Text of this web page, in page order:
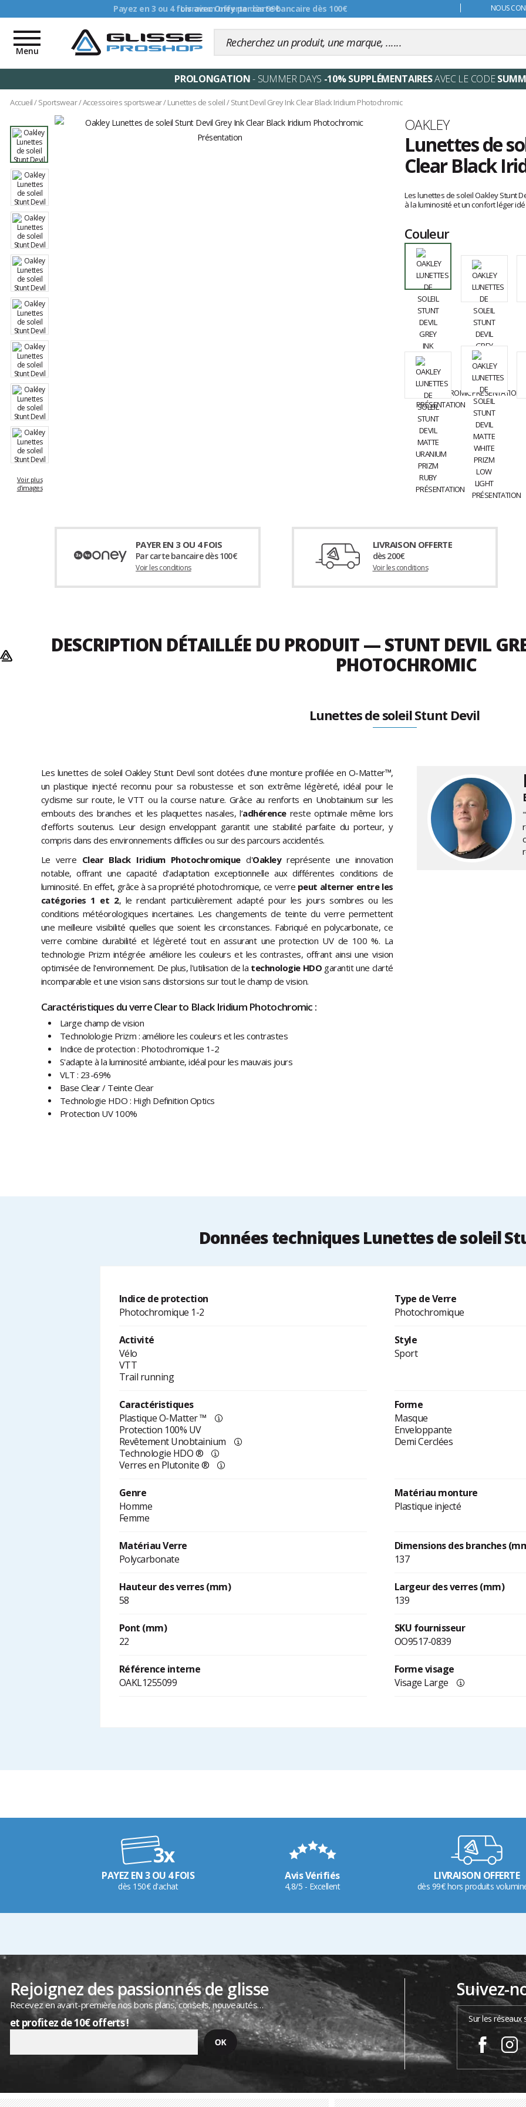
Livraison offerte dès 99€ NOUS
Toggle
navigation
Menu
PROLONGATION- SUMMER DAYS -10% SUPPLÉMENTAIRESAVEC LE CODE
Accueil/Sportswear/Accessoires sportswear/Lunettes de soleil/Stunt Devil Grey Ink Clear Black Iridium Photochromic
Voir plus
d'images
Marque
OAKLEY
Lunettes de
Clear Black
avis
clients
Les lunettes de soleil Oakley Stunt
à la luminosité et un confort léger
Couleur
PAYER EN 3 OU 4 FOIS
Par carte bancaire dès 100€
Voir les conditions
LIVRAISON OFFERTE
dès 200€
Voir les conditions
DESCRIPTION DÉTAILLÉE DU PRODUIT — STUNT DEVIL
PHOTOCHROMIC
Lunettes de soleil Stunt Devil
Les lunettes de soleil Oakley Stunt Devil sont dotées d’une monture profilée en O-Matter™,
un plastique injecté reconnu pour sa robustesse et son extrême légèreté, idéal pour le
cyclisme sur route, le VTT ou la course nature. Grâce au renforts en Unobtainium sur les
embouts des branches et les plaquettes nasales, l’adhérencereste optimale même lors
d’efforts soutenus. Leur design enveloppant garantit une stabilité parfaite du porteur, y
compris dans des environnements difficiles ou sur des parcours accidentés.
Le verre Clear Black Iridium Photochromiqued'Oakleyreprésente une innovation
notable, offrant une capacité d'adaptation exceptionnelle aux différentes conditions de
luminosité. En effet, grâce à sa propriété photochromique, ce verre peut alterner entre les
catégories 1 et 2, le rendant particulièrement adapté pour les jours sombres ou les
conditions météorologiques incertaines. Les changements de teinte du verre permettent
une meilleure visibilité quelles que soient les circonstances. Fabriqué en polycarbonate, ce
verre combine durabilité et légèreté tout en assurant une protection UV de 100 %. La
technologie Prizm intégrée améliore les couleurs et les contrastes, offrant ainsi une vision
optimisée de l'environnement. De plus, l'utilisation de la technologie HDO garantit une clarté
incomparable et une vision sans distorsions sur tout le champ de vision.
Caractéristiques du verre Clear to Black Iridium Photochromic :
Large champ de vision
Technolologie Prizm : améliore les couleurs et les contrastes
Indice de protection : Photochromique 1-2
S'adapte à la luminosité ambiante, idéal pour les mauvais jours
VLT : 23-69%
Base Clear / Teinte Clear
Technologie HDO : High Definition Optics
Protection UV 100%
Données techniques Lunettes de soleil
Indice de protection
Photochromique 1-2
Type de Verre
Photochromique
Activité
Vélo
VTT
Trail running
Style
Sport
Caractéristiques
Plastique O-Matter ™
Protection 100% UV
Revêtement Unobtainium
Technologie HDO ®
Verres en Plutonite ®
Forme
Masque
Enveloppante
Demi Cerclées
Genre
Homme
Femme
Matériau monture
Plastique injecté
Matériau Verre
Polycarbonate
Dimensions des branches
137
Hauteur des verres (mm)
58
Largeur des verres (mm)
139
Pont (mm)
22
SKU fournisseur
OO9517-0839
Référence interne
OAKL1255099
Forme visage
Visage Large
PAYEZ EN 3 OU 4 FOIS
dès 150€ d'achat
Avis Vérifiés
4,8/5 - Excellent
LIVRAISON OFFERTE
dès 99€ hors produits
Rejoignez des passionnés de glisse
Recevez en avant-première nos bons plans, conseils, nouveautés…
et profitez de 10€ offerts !
Suivez-
Sur les réseaux